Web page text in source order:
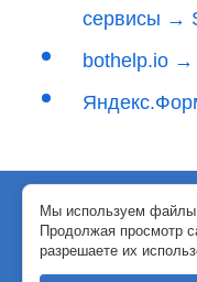
сервисы →
bothelp.io →
© 2018-2024
Политика
Договор-оферта
Мы используем файлы
Продолжая просмотр
разрешаете их